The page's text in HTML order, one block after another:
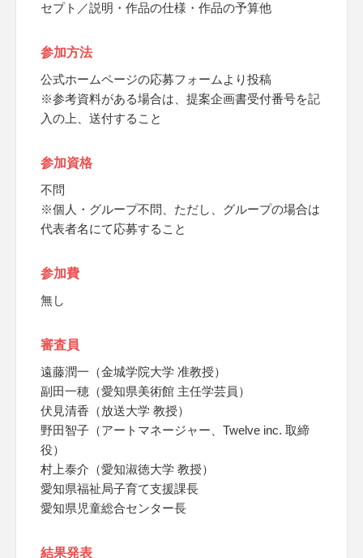
セプト／説明・作品の仕様・作品の予算他
参加方法
公式ホームページの応募フォームより投稿
※参考資料がある場合は、提案企画書受付番号を記
入の上、送付すること
参加資格
不問
※個人・グループ不問、ただし、グループの場合は
代表者名にて応募すること
参加費
無し
審査員
遠藤潤一（金城学院大学 准教授）
副田一穂（愛知県美術館 主任学芸員）
伏見清香（放送大学 教授）
野田智子（アートマネージャー、Twelve inc. 取締
役）
村上泰介（愛知淑徳大学 教授）
愛知県福祉局子育て支援課長
愛知県児童総合センター長
結果発表